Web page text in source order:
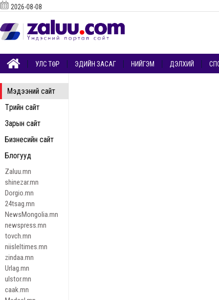
Мэдээний сайт
Төрийн сайт
Зарын сайт
Бизнесийн сайт
Блогууд
Zaluu.mn
shinezar.mn
Dorgio.mn
24tsag.mn
NewsMongolia.mn
newspress.mn
tovch.mn
niisleltimes.mn
zindaa.mn
Urlag.mn
ulstor.mn
caak.mn
2026-08-08
УЛС ТӨР ЭДИЙН ЗАСАГ НИЙГЭМ ДЭЛХИЙ